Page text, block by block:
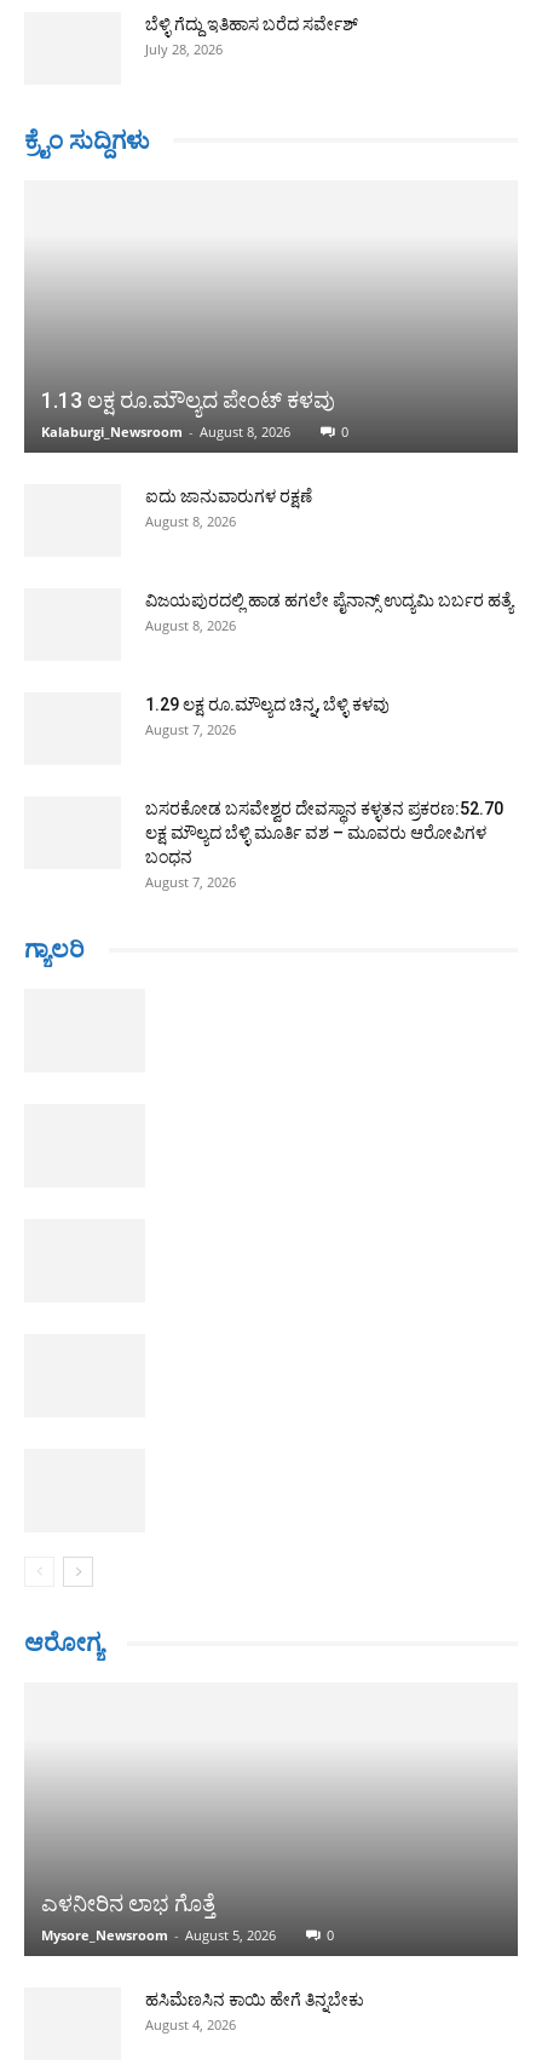
ಬೆಳ್ಳಿ ಗೆದ್ದು ಇತಿಹಾಸ ಬರೆದ ಸರ್ವೇಶ್
July 28, 2026
ಕ್ರೈಂ ಸುದ್ದಿಗಳು
1.13 ಲಕ್ಷ ರೂ.ಮೌಲ್ಯದ ಪೇಂಟ್ ಕಳವು
Kalaburgi_Newsroom - August 8, 2026 0
ಐದು ಜಾನುವಾರುಗಳ ರಕ್ಷಣೆ
August 8, 2026
ವಿಜಯಪುರದಲ್ಲಿ ಹಾಡ ಹಗಲೇ ಪೈನಾನ್ಸ್ ಉದ್ಯಮಿ ಬರ್ಬರ ಹತ್ಯೆ
August 8, 2026
1.29 ಲಕ್ಷ ರೂ.ಮೌಲ್ಯದ ಚಿನ್ನ, ಬೆಳ್ಳಿ ಕಳವು
August 7, 2026
ಬಸರಕೋಡ ಬಸವೇಶ್ವರ ದೇವಸ್ಥಾನ ಕಳ್ಳತನ ಪ್ರಕರಣ:52.70
ಲಕ್ಷ ಮೌಲ್ಯದ ಬೆಳ್ಳಿ ಮೂರ್ತಿ ವಶ – ಮೂವರು ಆರೋಪಿಗಳ
ಬಂಧನ
August 7, 2026
ಗ್ಯಾಲರಿ
ಆರೋಗ್ಯ
ಎಳನೀರಿನ ಲಾಭ ಗೊತ್ತೆ
Mysore_Newsroom - August 5, 2026 0
ಹಸಿಮೆಣಸಿನ ಕಾಯಿ ಹೇಗೆ ತಿನ್ನಬೇಕು
August 4, 2026